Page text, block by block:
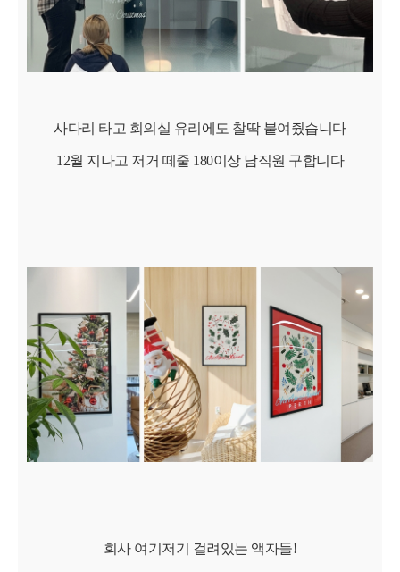
사다리 타고 회의실 유리에도 찰딱 붙여줬습니다
12월 지나고 저거 떼줄 180이상 남직원 구합니다
회사 여기저기 걸려있는 액자들!